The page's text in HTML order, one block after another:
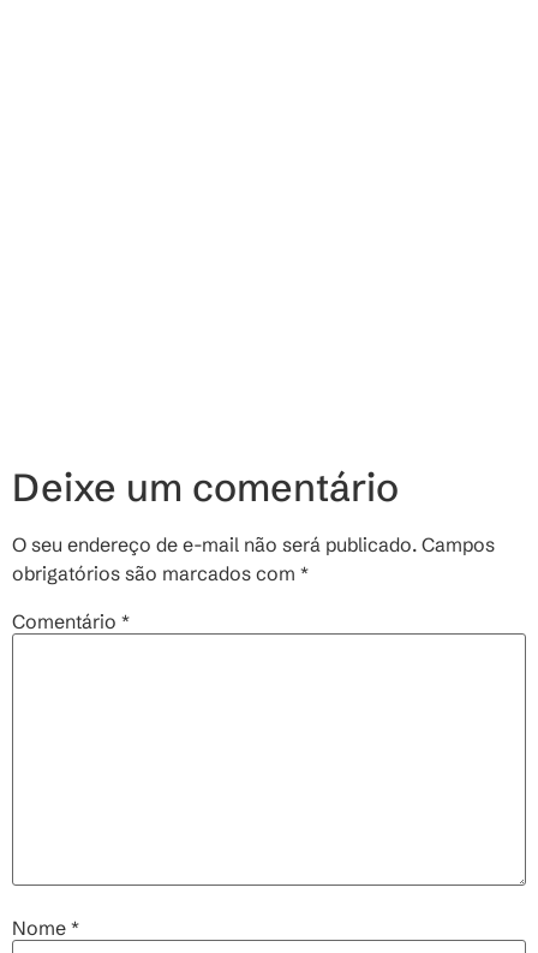
Deixe um comentário
O seu endereço de e-mail não será publicado. Campos
obrigatórios são marcados com *
Comentário *
Nome *